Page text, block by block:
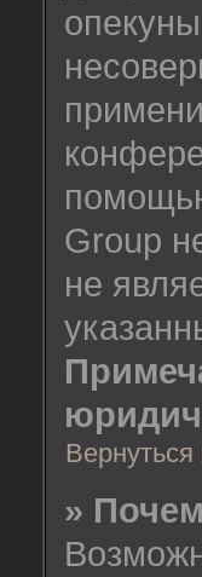
Group
не
Вернуться
»